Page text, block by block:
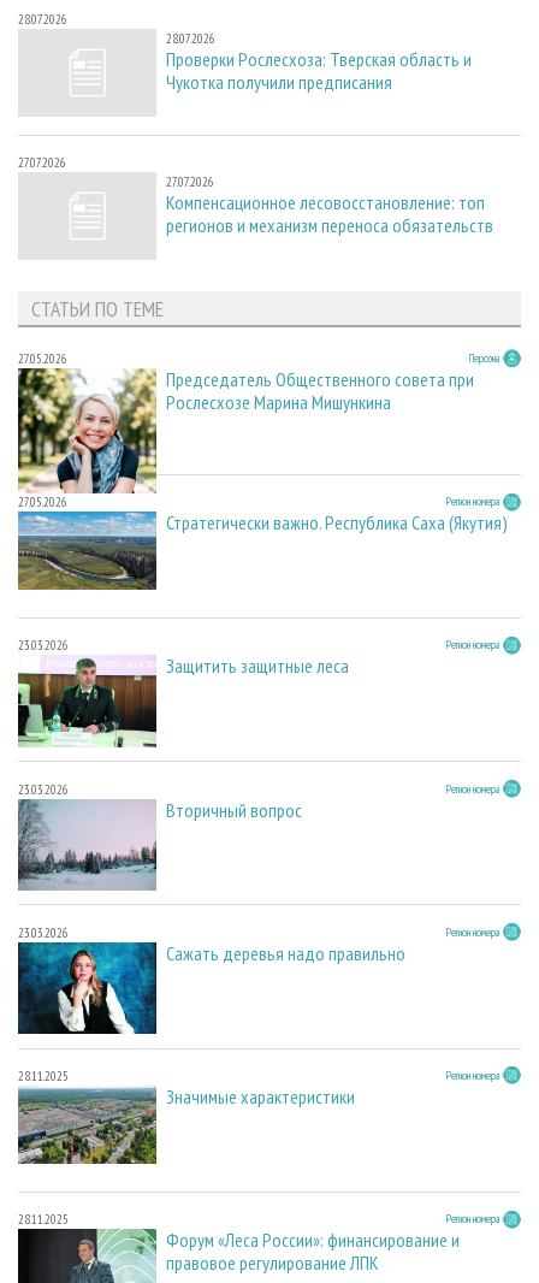
28.07.2026
28.07.2026
Проверки Рослесхоза: Тверская область и
Чукотка получили предписания
27.07.2026
27.07.2026
Компенсационное лесовосстановление: топ
регионов и механизм переноса обязательств
СТАТЬИ ПО ТЕМЕ
27.05.2026 Персона
Председатель Общественного совета при
Рослесхозе Марина Мишункина
27.05.2026 Регион номера
Стратегически важно. Республика Саха (Якутия)
23.03.2026 Регион номера
Защитить защитные леса
23.03.2026 Регион номера
Вторичный вопрос
23.03.2026 Регион номера
Сажать деревья надо правильно
28.11.2025 Регион номера
Значимые характеристики
28.11.2025 Регион номера
Форум «Леса России»: финансирование и
правовое регулирование ЛПК